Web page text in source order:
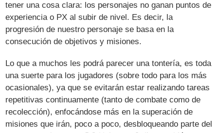
tener una cosa clara: los personajes no ganan puntos de
experiencia o PX al subir de nivel. Es decir, la
progresión de nuestro personaje se basa en la
consecución de objetivos y misiones.
Lo que a muchos les podrá parecer una tontería, es toda
una suerte para los jugadores (sobre todo para los más
ocasionales), ya que se evitarán estar realizando tareas
repetitivas continuamente (tanto de combate como de
recolección), enfocándose más en la superación de
misiones que irán, poco a poco, desbloqueando parte del